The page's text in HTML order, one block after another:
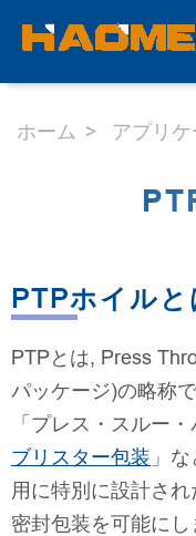
ホーム アプリ
PTPホイル
PTPとは, Press
パッケージ)の略称
「プレス・スルー
ブリスター包装 」
用に特別に設計さ
密封包装を可能にし